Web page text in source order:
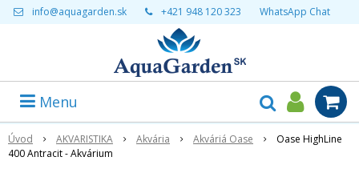
info@aquagarden.sk +421 948 120 323 WhatsApp Chat
Menu
Úvod AKVARISTIKA Akvária Akváriá Oase
Oase HighLine
400 Antracit - Akvárium